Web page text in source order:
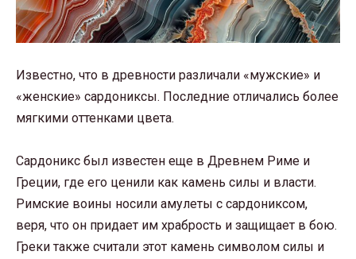
Известно, что в древности различали «мужские» и
«женские» сардониксы. Последние отличались более
мягкими оттенками цвета.
Сардоникс был известен еще в Древнем Риме и
Греции, где его ценили как камень силы и власти.
Римские воины носили амулеты с сардониксом,
веря, что он придает им храбрость и защищает в бою.
Греки также считали этот камень символом силы и